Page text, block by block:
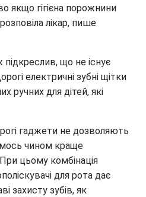
якщо гігієна порожнини
лікар, пише
що не існує
електричні зубні щітки
ручних для дітей, які
гаджети не дозволяють
чином краще
При цьому комбінація
для рота дає
захисту зубів, як